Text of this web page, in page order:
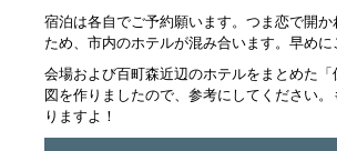
宿泊は各自でご予約願います。つま恋で開
ため、市内のホテルが混み合います。早め
会場および百町森近辺のホテルをまとめた
図を作りましたので、参考にしてください
りますよ！